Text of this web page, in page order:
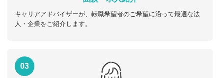
キャリアアドバイザーが、転職希望者のご希望に沿って最適な法
人・企業をご紹介します。
03